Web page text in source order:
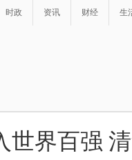
时政 资讯 财经 生
世界百强